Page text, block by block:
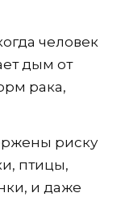
человек
дым от
рака,
риску
птицы,
и даже